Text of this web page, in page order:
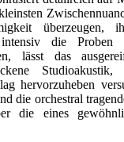
überzeugen,
die Proben
lässt das
hervorzuheben
die orchestral
die eines